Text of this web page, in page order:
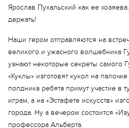
Ярослав Пухальский как ее
держать!
Наши гером отправляются на
великого и ужасного волшебника
узнают некоторые секреты самого
«Куклы» изготовят кукол на
полдника ребята примут участие в
играм, а на «Эстафете искусств»
города. Ну а вечером состоится
профессора Альберта.